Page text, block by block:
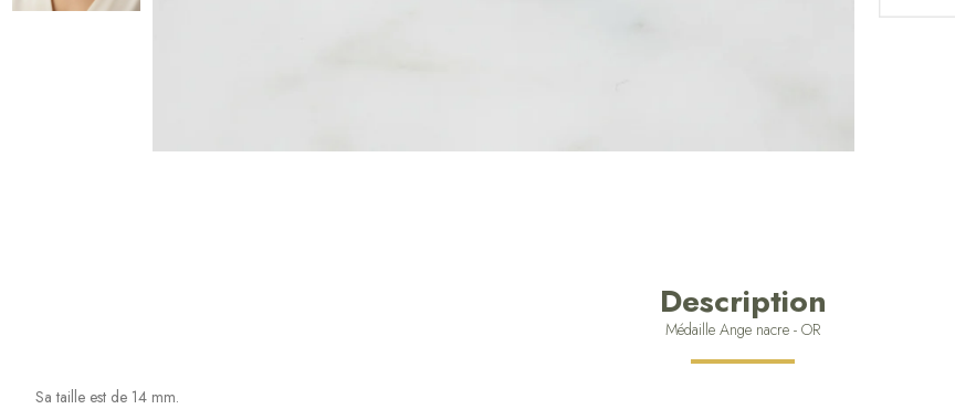
Description
Médaille Ange nacre - OR
Sa taille est de 14 mm.